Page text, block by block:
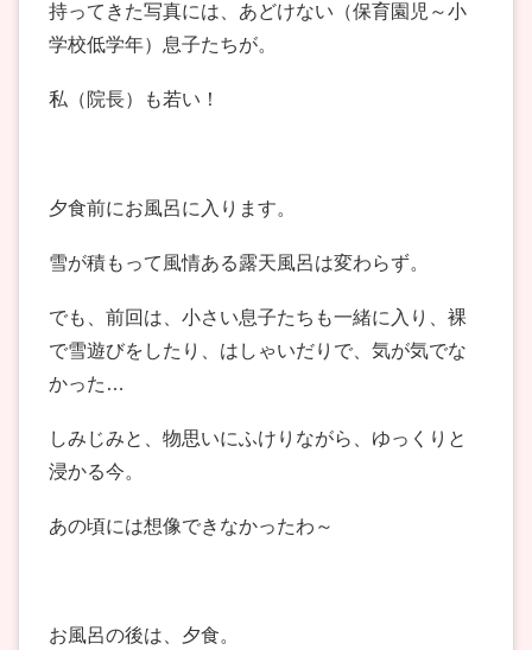
持ってきた写真には、あどけない（保育園児～小
学校低学年）息子たちが。
私（院長）も若い！
夕食前にお風呂に入ります。
雪が積もって風情ある露天風呂は変わらず。
でも、前回は、小さい息子たちも一緒に入り、裸
で雪遊びをしたり、はしゃいだりで、気が気でな
かった…
しみじみと、物思いにふけりながら、ゆっくりと
浸かる今。
あの頃には想像できなかったわ～
お風呂の後は、夕食。